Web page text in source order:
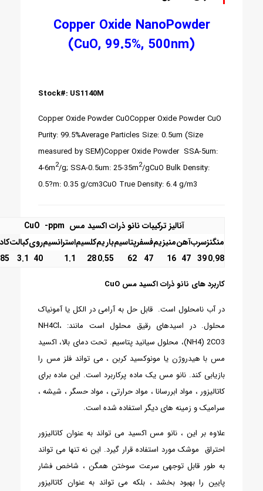
Copper Oxide NanoPowder
(CuO, 99.5%, 500nm)
Stock#: US1140M
Copper Oxide Powder CuOCopper Oxide Powder CuO
Purity: 99.5%Average Particles Size: 0.5um (Size
measured by SEM)Copper Oxide Powder SSA-5um:
4-6m2/g; SSA-0.5um: 25-35m2/gCuO Bulk Density:
0.5?m: 0.35 g/cm3CuO True Density: 6.4 g/m3
آنالیز ترکیبات نانو ذرات اکسید مس CuO -ppm
منگنزسربآهنمنیزیمفسفرپتاسیمباریمکلسیماسترانسیمرویکبالت
0.98
39
47
16
47
62
0.55
28
1.1
40
3.1
کاربرد های نانو ذرات اکسید مس CuO
در آب نامحلول است. قابل حل به آرامی در الکل یا آمونیاک
محلول. در اسیدهای رقیق محلول است مانند: NH4Cl،
(NH4) 2CO3، محلول سیانید پتاسیم. تحت دمای بالا، اکسید
مس با هیدروژن یا مونوکسید کربن ، می تواند فلز مس را
بازیابی کند. نانو مس یک ماده پرکاربرد است. این ماده برای
کاتالیزور ، مواد ابررسانا ، مواد حرارتی ، مواد حسگر ، شیشه ،
سرامیک و زمینه های دیگر استفاده شده است.
علاوه بر این ، نانو مس اکسید می تواند به عنوان کاتالیزور
احتراق موشک مورد استفاده قرار گیرد. این نه تنها می تواند
به طور قابل توجهی سرعت سوختن همگن ، شاخص فشار
پایین را بهبود بخشد ، بلکه می تواند به عنوان کاتالیزور